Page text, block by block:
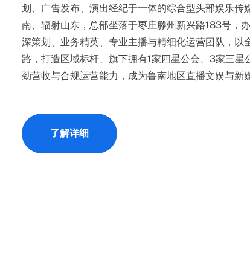
划、广告发布、演出经纪于一体的综合型头部娱乐传
南、辐射山东，总部坐落于枣庄滕州新兴路183号，
深策划、业务精英、专业主播与精细化运营团队，以
路，打造区域标杆、旗下拥有1家四星公会、3家三星
劲营收与合规运营能力，成为鲁南地区直播文娱与新
了解详细